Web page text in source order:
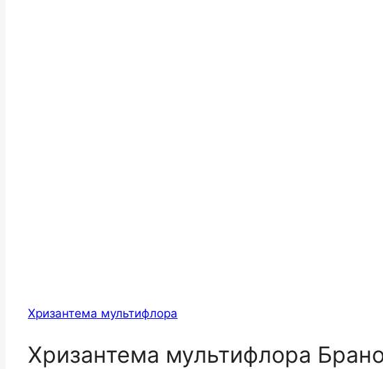
Хризантема мультифлора
Хризантема мультифлора